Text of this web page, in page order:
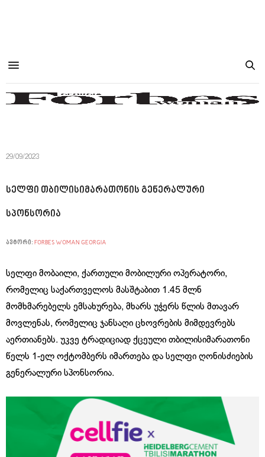
29/09/2023
სელფი თბილისიმარათონის გენერალური
სპონსორია
ავტორი: FORBES WOMAN GEORGIA
სელფი მობაილი, ქართული მობილური ოპერატორი,
რომელიც საქართველოს მასშტაბით 1.45 მლნ
მომხმარებელს ემსახურება, მხარს უჭერს წლის მთავარ
მოვლენას, რომელიც ჯანსაღი ცხოვრების მიმდევრებს
აერთიანებს. უკვე ტრადიციად ქცეული თბილისიმარათონი
წელს 1-ელ ოქტომბერს იმართება და სელფი ღონისძიების
გენერალური სპონსორია.